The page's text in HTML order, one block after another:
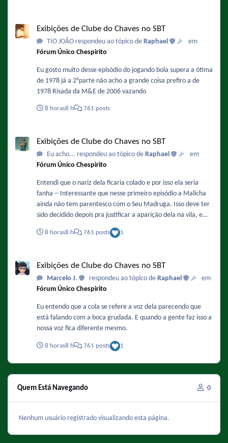
Exibições de Clube do Chaves no SBT
TIO JOÃO respondeu ao tópico de Raphael
em
Fórum Único Chespirito
Eu gosto muito desse episódio do jogando bola supera a ótima
de 1978 já a 2°parte não acho a grande coisa prefiro a de
1978 Risada da M&E de 2006 vazando
8 horas8 h 761 posts
Exibições de Clube do Chaves no SBT
Eu acho... respondeu ao tópico de Raphael
em
Fórum Único Chespirito
Entendi que o nariz dela ficaria colado e por isso ela seria
fanha -- Interessante que nesse primeiro episódio a Malicha
ainda não tem parentesco com o Seu Madruga. Isso deve ter
sido decidido depois pra justificar a aparição dela na vila, e
também porque isso facilitaria a adaptação do papel da
Chiquinha nos remakes.
8 horas8 h 761 posts 1
Exibições de Clube do Chaves no SBT
Marcelo J. respondeu ao tópico de Raphael
em
Fórum Único Chespirito
Eu entendo que a cola se refere a voz dela parecendo que
está falando com a boca grudada. E quando a gente faz isso a
nossa voz fica diferente mesmo.
8 horas8 h 761 posts 1
Quem Está Navegando 0
Nenhum usuário registrado visualizando esta página.